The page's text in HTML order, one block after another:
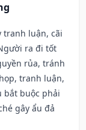
tranh luận, cãi
ra đi tốt
rủa, tránh
tranh luận,
bắt buộc phải
gây ẩu đả